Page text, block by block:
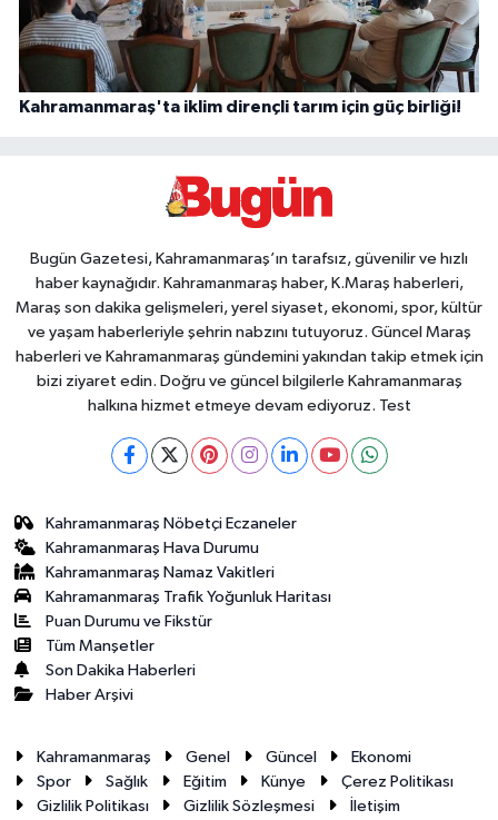
Kahramanmaraş'ta iklim dirençli tarım için güç birliği!
Bugün Gazetesi, Kahramanmaraş’ın tarafsız, güvenilir ve hızlı
haber kaynağıdır. Kahramanmaraş haber, K.Maraş haberleri,
Maraş son dakika gelişmeleri, yerel siyaset, ekonomi, spor, kültür
ve yaşam haberleriyle şehrin nabzını tutuyoruz. Güncel Maraş
haberleri ve Kahramanmaraş gündemini yakından takip etmek için
bizi ziyaret edin. Doğru ve güncel bilgilerle Kahramanmaraş
halkına hizmet etmeye devam ediyoruz. Test
Kahramanmaraş Nöbetçi Eczaneler
Kahramanmaraş Hava Durumu
Kahramanmaraş Namaz Vakitleri
Kahramanmaraş Trafik Yoğunluk Haritası
Puan Durumu ve Fikstür
Tüm Manşetler
Son Dakika Haberleri
Haber Arşivi
Kahramanmaraş Genel Güncel
Ekonomi
Spor
Sağlık Eğitim Künye
Çerez Politikası
Gizlilik Politikası
Gizlilik Sözleşmesi İletişim